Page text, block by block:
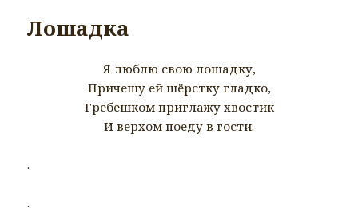
Лошадка
Я люблю свою лошадку,
Причешу ей шёрстку гладко,
Гребешком приглажу хвостик
И верхом поеду в гости.
.
.